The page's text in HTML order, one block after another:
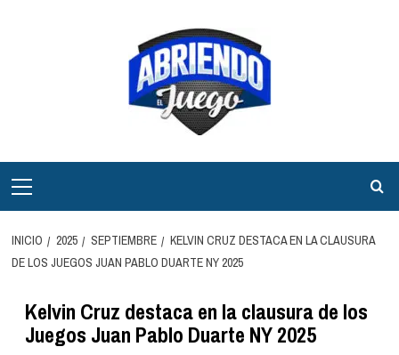
principal
INICIO 2025 SEPTIEMBRE
KELVIN CRUZ DESTACA EN LA CLAUSURA
DE LOS JUEGOS JUAN PABLO DUARTE NY 2025
Kelvin Cruz destaca en la clausura de los
Juegos Juan Pablo Duarte NY 2025